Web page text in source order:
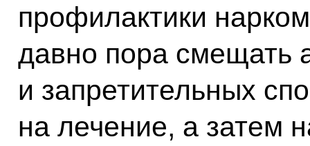
профилактики
давно пора смещать
и запретительных
на лечение, а затем